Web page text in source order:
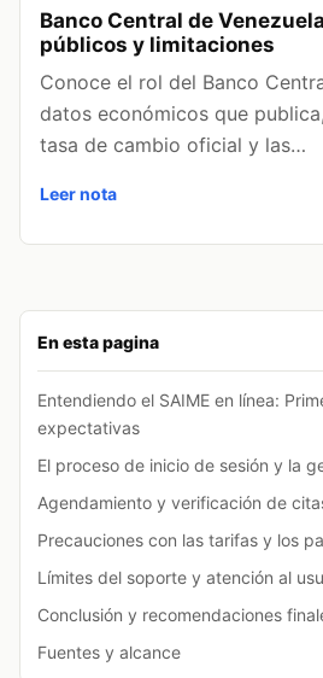
En esta pagina
Entendiendo el SAIME en línea:
expectativas
El proceso de inicio de sesión y la
Agendamiento y verificación de
Precauciones con las tarifas y los
Límites del soporte y atención al
Conclusión y recomendaciones
Fuentes y alcance
Banco Central de
públicos y limitaciones
Conoce el rol del Banco
datos económicos que
tasa de cambio oficial y las…
Leer nota